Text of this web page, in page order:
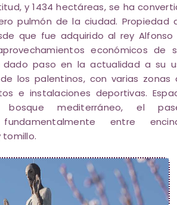
y 1434 hectáreas, se ha
pulmón de la ciudad. Propiedad
que fue adquirido al rey Alfonso
económicos de
dado paso en la actualidad a su
los palentinos, con varias zonas
e instalaciones deportivas.
mediterráneo, el
fundamentalmente entre
tomillo.